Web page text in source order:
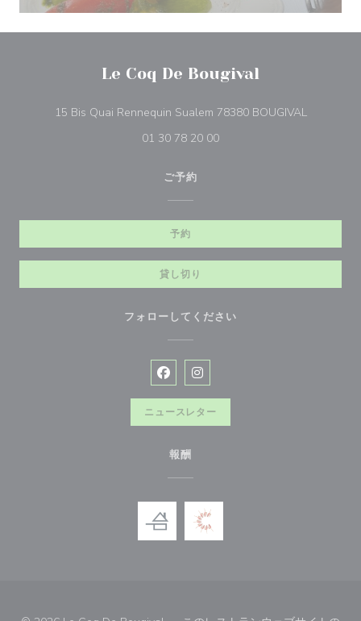
Le Coq De Bougival
15 Bis Quai Rennequin Sualem 78380 BOUGIVAL((新しい
01 30 78 20 00
ご予約
予約
貸し切り
フォローしてください
Facebook ((新しいウィンドウで
Instagram ((新しいウィンド
ニュースレター
報酬